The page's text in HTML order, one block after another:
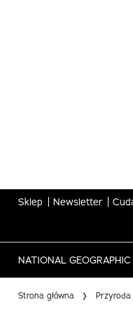
Sklep Newsletter
NATIONAL GEOGRAPHIC
Strona główna Przyroda